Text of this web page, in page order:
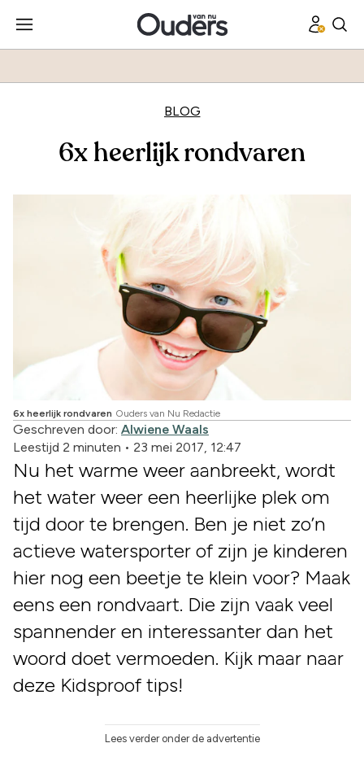
BLOG
6x heerlijk rondvaren
6x heerlijk rondvaren Ouders van Nu Redactie
Geschreven door: Alwiene Waals
Leestijd 2 minuten • 23 mei 2017, 12:47
Nu het warme weer aanbreekt, wordt
het water weer een heerlijke plek om
tijd door te brengen. Ben je niet zo’n
actieve watersporter of zijn je kinderen
hier nog een beetje te klein voor? Maak
eens een rondvaart. Die zijn vaak veel
spannender en interessanter dan het
woord doet vermoeden. Kijk maar naar
deze Kidsproof tips!
Lees verder onder de advertentie